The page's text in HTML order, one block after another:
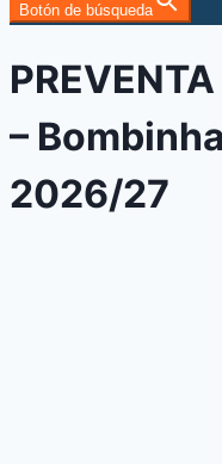
Botón de búsqueda
–
2026/27